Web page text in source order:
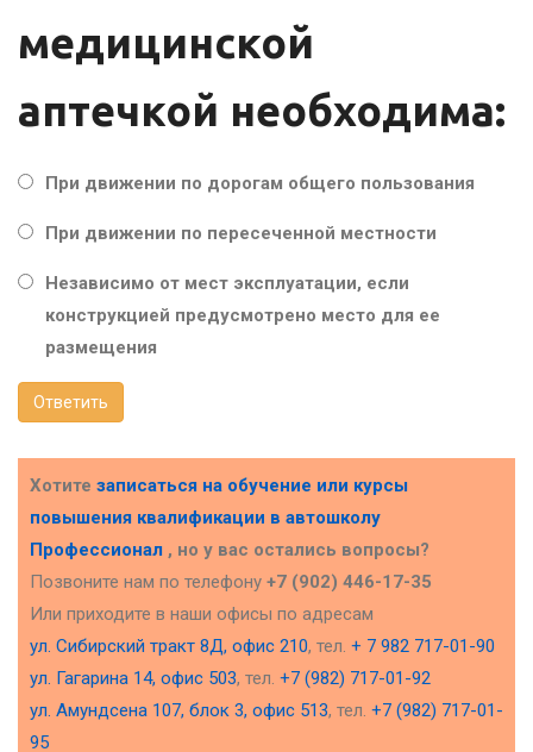
медицинской
аптечкой необходима:
При движении по дорогам общего пользования
При движении по пересеченной местности
Независимо от мест эксплуатации, если
конструкцией предусмотрено место для ее
размещения
Ответить
Хотите записаться на обучение или курсы
повышения квалификации в автошколу
Профессионал , но у вас остались вопросы?
Позвоните нам по телефону +7 (902) 446-17-35
Или приходите в наши офисы по адресам
ул. Сибирский тракт 8Д, офис 210, тел. + 7 982 717-01-90
ул. Гагарина 14, офис 503, тел. +7 (982) 717-01-92
ул. Амундсена 107, блок 3, офис 513, тел. +7 (982) 717-01-
95